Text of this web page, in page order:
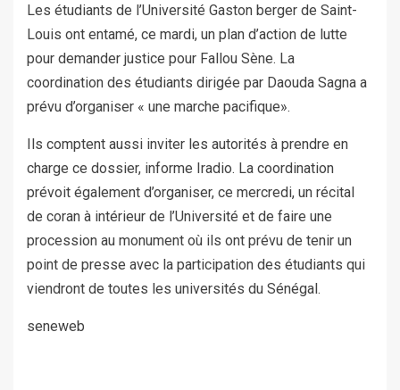
Les étudiants de l’Université Gaston berger de Saint-
Louis ont entamé, ce mardi, un plan d’action de lutte
pour demander justice pour Fallou Sène. La
coordination des étudiants dirigée par Daouda Sagna a
prévu d’organiser « une marche pacifique».
Ils comptent aussi inviter les autorités à prendre en
charge ce dossier, informe Iradio. La coordination
prévoit également d’organiser, ce mercredi, un récital
de coran à intérieur de l’Université et de faire une
procession au monument où ils ont prévu de tenir un
point de presse avec la participation des étudiants qui
viendront de toutes les universités du Sénégal.
seneweb